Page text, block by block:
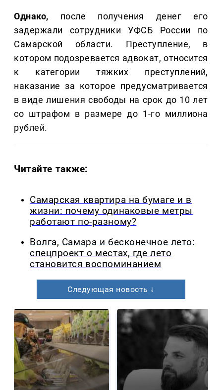
Однако, после получения денег его
задержали сотрудники УФСБ России по
Самарской области. Преступление, в
котором подозревается адвокат, относится
к категории тяжких преступлений,
наказание за которое предусматривается
в виде лишения свободы на срок до 10 лет
со штрафом в размере до 1-го миллиона
рублей.
Читайте также:
Самарская квартира на бумаге и в
жизни: почему одинаковые метры
работают по-разному?
Волга, Самара и бесконечное лето:
спецпроект о местах, где лето
становится воспоминанием
Следующая новость ↓